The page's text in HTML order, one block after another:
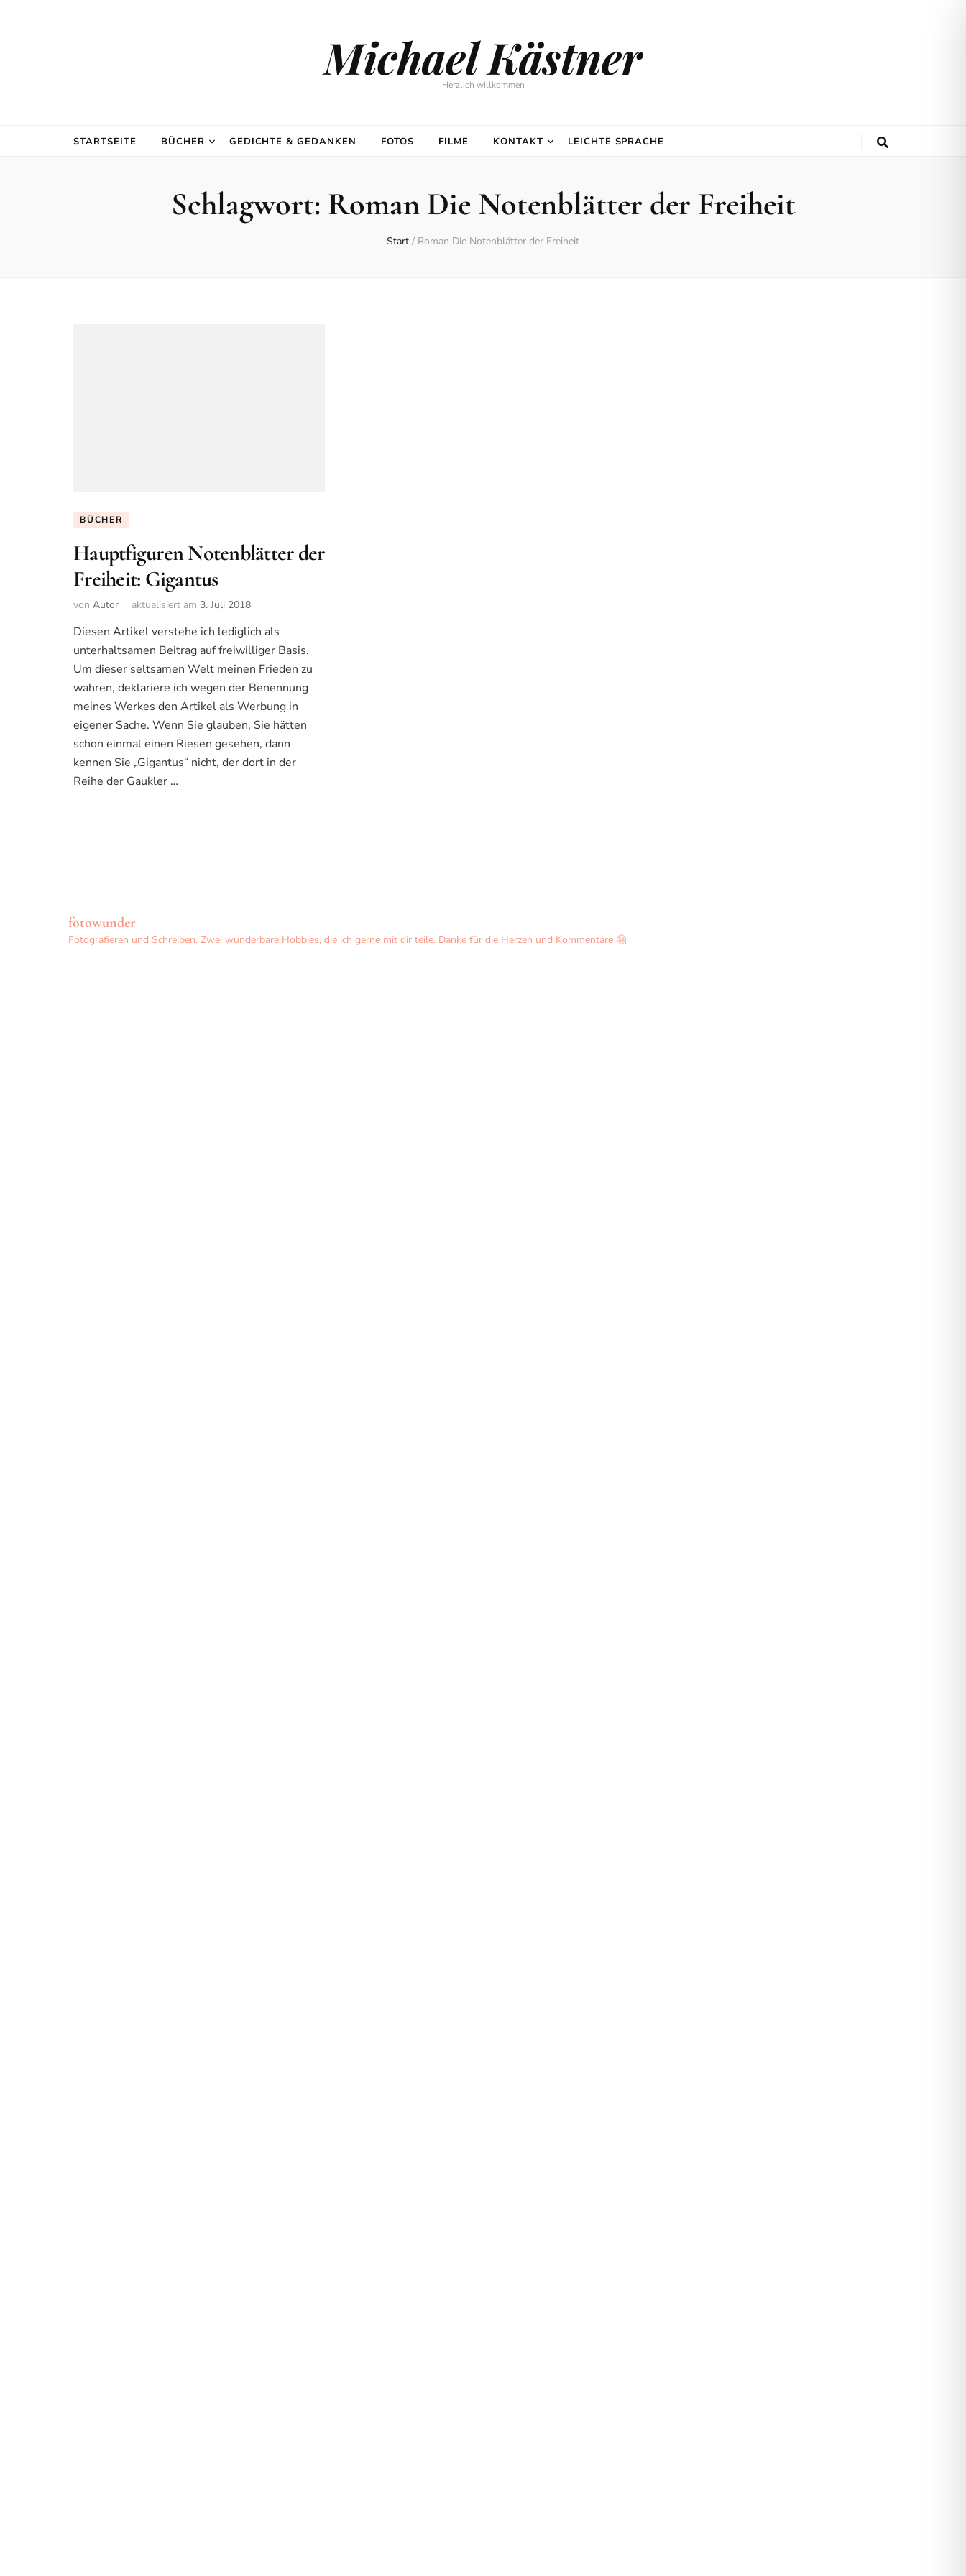
Michael Kästner
Herzlich willkommen
STARTSEITE BÜCHER GEDICHTE & GEDANKEN FOTOS FILME KONTAKT LEICHTE SPRACHE
Schlagwort: Roman Die Notenblätter der Freiheit
Start / Roman Die Notenblätter der Freiheit
BÜCHER
Hauptfiguren Notenblätter der
Freiheit: Gigantus
von Autor aktualisiert am 3. Juli 2018
Diesen Artikel verstehe ich lediglich als
unterhaltsamen Beitrag auf freiwilliger Basis.
Um dieser seltsamen Welt meinen Frieden zu
wahren, deklariere ich wegen der Benennung
meines Werkes den Artikel als Werbung in
eigener Sache. Wenn Sie glauben, Sie hätten
schon einmal einen Riesen gesehen, dann
kennen Sie „Gigantus“ nicht, der dort in der
Reihe der Gaukler …
fotowunder
Fotografieren und Schreiben. Zwei wunderbare Hobbies, die ich gerne mit dir teile. Danke für die Herzen und Kommentare 🤗